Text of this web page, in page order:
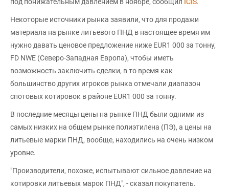
Некоторые источники рынка заявили, что для продажи
материала на рынке литьевого ПНД в настоящее время им
нужно давать ценовое предложение ниже EUR1 000 за тонну,
FD NWE (Северо-Западная Европа), чтобы иметь
возможность заключить сделки, в то время как
большинство других игроков рынка отмечали диапазон
спотовых котировок в районе EUR1 000 за тонну.
В последние месяцы цены на рынке ПНД были одними из
самых низких на общем рынке полиэтилена (ПЭ), а цены на
литьевые марки ПНД, вообще, находились на очень низком
уровне.
"Производители, похоже, испытывают сильное давление на
котировки литьевых марок ПНД", - сказал покупатель.